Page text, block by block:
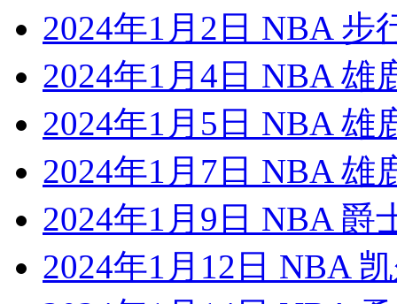
2024年1月2日 NBA 步
2024年1月4日 NBA 雄
2024年1月5日 NBA 雄
2024年1月7日 NBA 雄
2024年1月9日 NBA 爵
2024年1月12日 NBA